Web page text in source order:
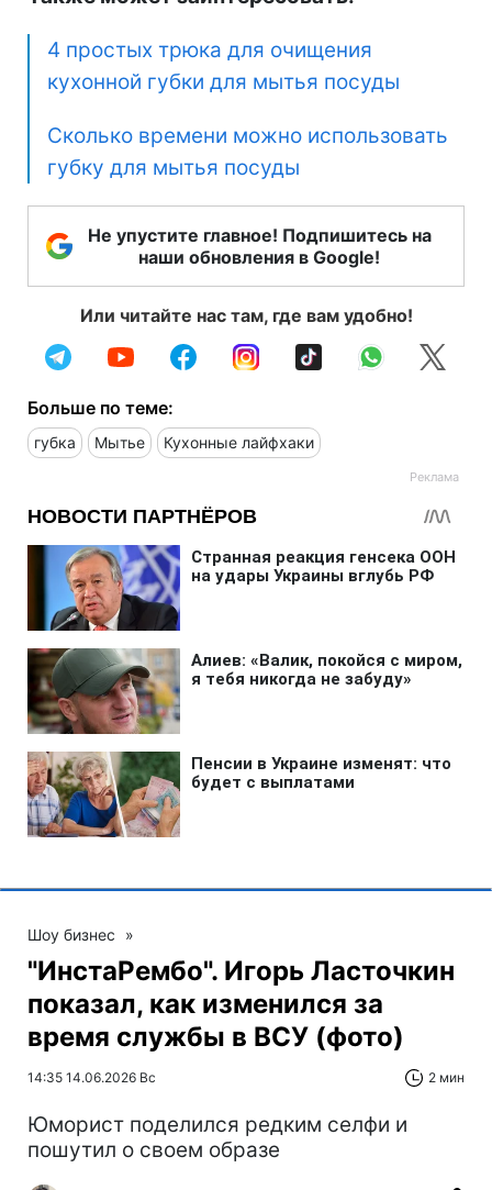
4 простых трюка для очищения
кухонной губки для мытья посуды
Сколько времени можно использовать
губку для мытья посуды
Не упустите главное! Подпишитесь на
наши обновления в Google!
Или читайте нас там, где вам удобно!
Больше по теме:
губка Мытье Кухонные лайфхаки
Шоу бизнес »
"ИнстаРембо". Игорь Ласточкин
показал, как изменился за
время службы в ВСУ (фото)
14:35 14.06.2026 Вс 2 мин
Юморист поделился редким селфи и
пошутил о своем образе